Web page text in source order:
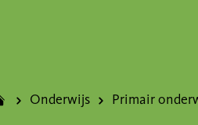
Onderwijs